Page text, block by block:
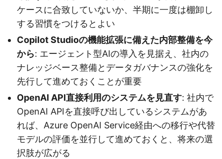
ケースに合致していないか、半期に一度は棚卸し
する習慣をつけるとよい
Copilot Studioの機能拡張に備えた内部整備を今
から: エージェント型AIの導入を見据え、社内の
ナレッジベース整備とデータガバナンスの強化を
先行して進めておくことが重要
OpenAI API直接利用のシステムを見直す: 社内で
OpenAI APIを直接呼び出しているシステムがあ
れば、Azure OpenAI Service経由への移行や代替
モデルの評価を並行して進めておくと、将来の選
択肢が広がる